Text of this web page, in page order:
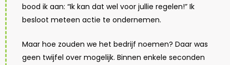
bood ik aan: “Ik kan dat wel voor jullie regelen!” Ik
besloot meteen actie te ondernemen.
Maar hoe zouden we het bedrijf noemen? Daar was
geen twijfel over mogelijk. Binnen enkele seconden